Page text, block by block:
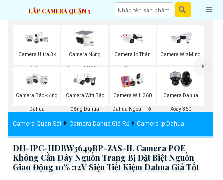
LẮP CAMERA QUẬN 5
Camera Ultra 3k
Dahua
Camera Năng
Lượng Mặt Trời
Dahua
Camera Ip Thân
Dahua
Camera WizMind
Camera Báo Động
Dahua
Camera Wifi Báo
Động Dahua
Camera Wifi 360
Dahua Ngoài Trời
Camera Dahua
Xoay 360
Camera Quan Sát Camera Dahua Giá Rẻ Camera Ip Dahua
DH-IPC-HDBW3649RP-ZAS-IL Camera POE
Không Cần Dây Nguồn Trang Bị Đặt Biệt Nguồn
Giao Động 10% :12V Siệu Tiết Kiệm Dahua Giá Tốt